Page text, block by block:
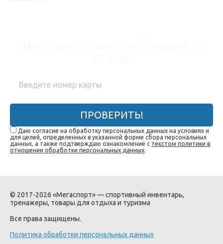
ПРОВЕРИТЬ!
Даю согласие на обработку персональных данных на условиях и
для целей, определенных в указанной форме сбора персональных
данных, а также подтверждаю ознакомление с текстом политики в
отношении обработки персональных данных.
© 2017-2026 «Мегаспорт» — спортивный инвентарь,
тренажеры, товары для отдыха и туризма
Все права защищены.
Политика обработки персональных данных